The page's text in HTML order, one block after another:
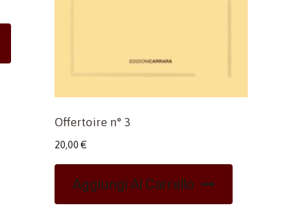
Offertoire n° 3
20,00 €
Aggiungi Al Carrello